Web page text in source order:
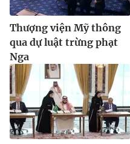
Thượng viện Mỹ thông
qua dự luật trừng phạt
Nga